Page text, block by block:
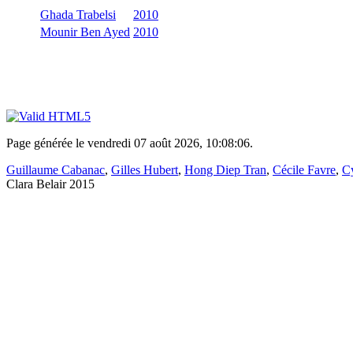
Ghada Trabelsi
2010
Mounir Ben Ayed 2010
Page générée le vendredi 07 août 2026, 10:08:06.
Guillaume Cabanac, Gilles Hubert, Hong Diep Tran, Cécile Favre,
Clara Belair 2015